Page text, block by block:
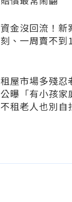
資金沒回流！新
刻、一周賣不到
租屋市場多殘忍
公曝「有小孩家
不租老人也別自